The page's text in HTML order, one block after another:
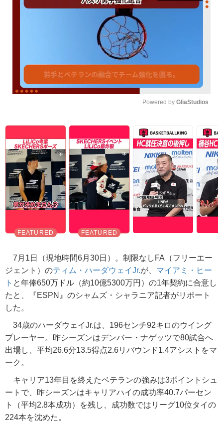
Powered by GliaStudios
7月1日（現地時間6月30日）。制限なしFA（フリーエー
ジェント）のティム・ハーダウェイJr.が、 マイアミ・ヒー
ト と年俸650万ドル（約10億5300万円）の1年契約に合意し
たと、『ESPN』のシャムズ・シャラニア記者がリポート
した。
34歳のハーダウェイJr.は、196センチ92キロのウイング
プレーヤー。昨シーズンはデンバー・ナゲッツで80試合へ
出場し、平均26.6分13.5得点2.6リバウンド1.4アシストをマ
ーク。
キャリア13年目を終えたベテランの強みは3ポイントシュ
ートで、昨シーズンはキャリアハイの成功率40.7パーセン
ト（平均2.8本成功）を残し、成功数ではリーグ10位タイの
224本を沈めた。